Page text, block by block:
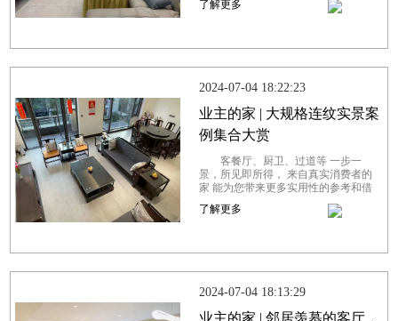
她追求个性与时尚，但更看重实用性...
了解更多
2024-07-04 18:22:23
业主的家 | 大规格连纹实景案
例集合大赏
客餐厅、厨卫、过道等 一步一
景，所见即所得， 来自真实消费者的
家 能为您带来更多实用性的参考和借
鉴 以光为引，引入自然之美，将窗外
美景尽收眼底。大面落地窗搭配大规格
了解更多
2024-07-04 18:13:29
业主的家 | 邻居羡慕的客厅，